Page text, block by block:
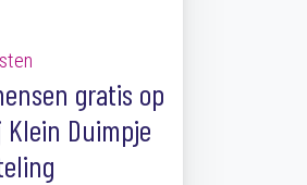
gratis op
Duimpje